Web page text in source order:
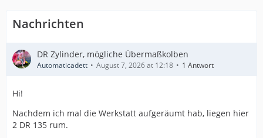
Nachrichten
DR Zylinder, mögliche Übermaßkolben
Automaticadett August 7, 2026 at 12:18 1 Antwort
Hi!
Nachdem ich mal die Werkstatt aufgeräumt hab, liegen hier
2 DR 135 rum.